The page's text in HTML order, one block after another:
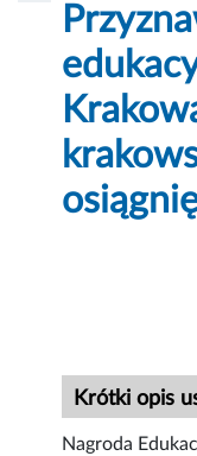
Krótki opis
Nagroda